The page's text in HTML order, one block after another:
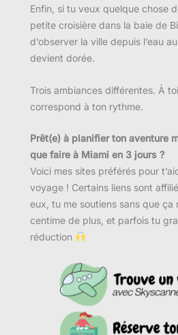
Enfin, si tu veux quelque chose
petite croisière dans la baie de
d’observer la ville depuis l’eau
devient dorée.
Trois ambiances différentes. À
correspond à ton rythme.
Prêt(e) à planifier ton aventure
que faire à Miami en 3 jours ?
Voici mes sites préférés pour
voyage ! Certains liens sont
eux, tu me soutiens sans que ça
centime de plus, et parfois tu
réduction